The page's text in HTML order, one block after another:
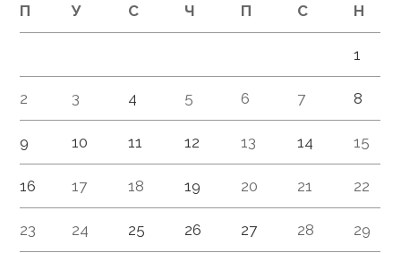
П
У С Ч П С Н
1
2 3 4 5 6 7 8
9 10 11 12 13 14 15
16 17 18 19 20 21 22
23 24 25 26 27 28 29